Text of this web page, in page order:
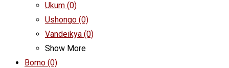
Ukum (0)
Ushongo (0)
Vandeikya (0)
Show More
Borno (0)